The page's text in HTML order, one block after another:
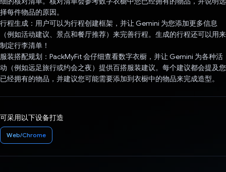
择每件物品的原因。
行程生成：用户可以为行程创建框架，并让 Gemini 为您添加更多信息
（例如活动建议、景点和餐厅推荐）来完善行程。生成的行程还可以用来
制定行李清单！
服装搭配规划：PackMyFit 会仔细查看数字衣橱，并让 Gemini 为各种活
动（例如远足旅行或约会之夜）提供百搭服装建议。每个建议都会提及您
已经拥有的物品，并建议您可能需要添加到衣橱中的物品来完成造型。
可采用以下设备打造
Web/Chrome